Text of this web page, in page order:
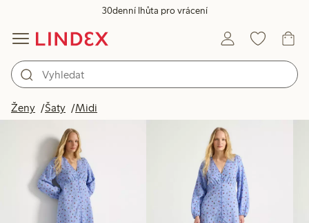
30denní lhůta pro vrácení
Ženy Šaty Midi